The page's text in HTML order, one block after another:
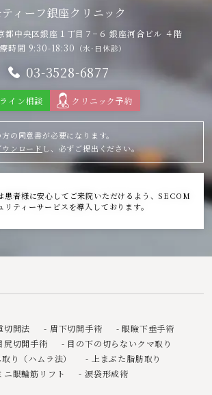
ティーフ銀座クリニック
都中央区銀座１丁目７−６銀座河合ビル ４階
時間 9:30-18:30 （水·日休診）
03-3528-6877
ライン相談 クリニック予約
の同意書が必要になります。
ンロード し、必ずご提出ください。
患者様に安心してご来院いただけるよう、SECOM
リティーサービスを導入しております。
切開法 眉下切開手術
眼瞼下垂手術
尻切開手術
目の下の切らないクマ取り
り（ハムラ法）
上まぶた脂肪取り
ニ眼輪筋リフト
涙袋形成術